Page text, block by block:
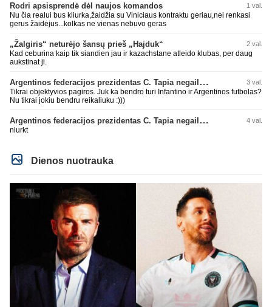
Rodri apsisprendė dėl naujos komandos 1 val.
Nu čia realui bus kliurka,žaidžia su Viniciaus kontraktu geriau,nei renkasi
gerus žaidėjus...kolkas ne vienas nebuvo geras
„Žalgiris“ neturėjo šansų prieš „Hajduk“ 2 val.
Kad ceburina kaip tik siandien jau ir kazachstane atleido klubas, per daug
aukstinat ji.
Argentinos federacijos prezidentas C. Tapia negailėjo pagyrų G. Infantino 3 val.
Tikrai objektyvios pagiros. Juk ka bendro turi Infantino ir Argentinos futbolas?
Nu tikrai jokiu bendru reikaliuku :)))
Argentinos federacijos prezidentas C. Tapia negailėjo pagyrų G. Infantino 4 val.
niurkt
Dienos nuotrauka